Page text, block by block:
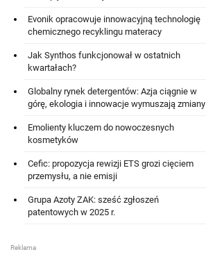
Evonik opracowuje innowacyjną technologię
chemicznego recyklingu materacy
Jak Synthos funkcjonował w ostatnich
kwartałach?
Globalny rynek detergentów: Azja ciągnie w
górę, ekologia i innowacje wymuszają zmiany
Emolienty kluczem do nowoczesnych
kosmetyków
Cefic: propozycja rewizji ETS grozi cięciem
przemysłu, a nie emisji
Grupa Azoty ZAK: sześć zgłoszeń
patentowych w 2025 r.